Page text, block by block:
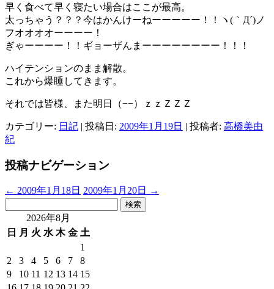
早く食べて早く寝たい場合はここが最高。
太っちゃう？？？今はかんけーねーーーーー！！ヽ(｀Д´)ノ
フオオオオーーーー！
ぎゃーーーー！！ギョーザんまーーーーーーーー！！！
ハイテンションのまま解散。
これから爆睡してきます。
それでは皆様、また明日（−−）ｚｚＺＺＺ
カテゴリー: 日記 | 投稿日: 2009年1月19日 | 投稿者: 高橋美由
紀
投稿ナビゲーション
← 2009年1月18日 2009年1月20日
→
2026年8月
日
月 火 水 木 金 土
1
2
3 4 5 6 7
8
9
10 11 12 13 14 15